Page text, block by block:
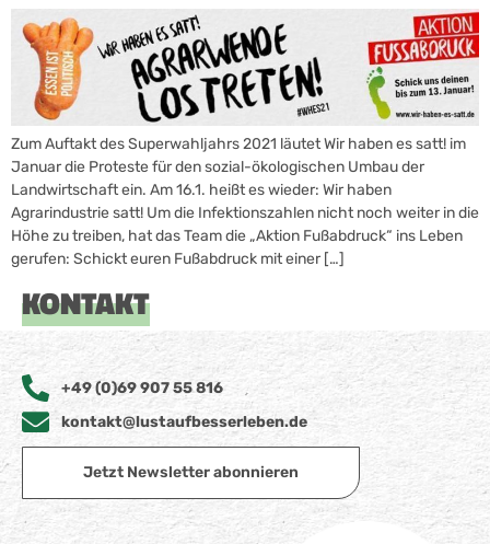
Zum Auftakt des Superwahljahrs 2021 läutet Wir haben es satt! im
Januar die Proteste für den sozial-ökologischen Umbau der
Landwirtschaft ein. Am 16.1. heißt es wieder: Wir haben
Agrarindustrie satt! Um die Infektionszahlen nicht noch weiter in die
Höhe zu treiben, hat das Team die „Aktion Fußabdruck“ ins Leben
gerufen: Schickt euren Fußabdruck mit einer […]
KONTAKT
+49 (0)69 907 55 816
kontakt@lustaufbesserleben.de
Jetzt Newsletter abonnieren